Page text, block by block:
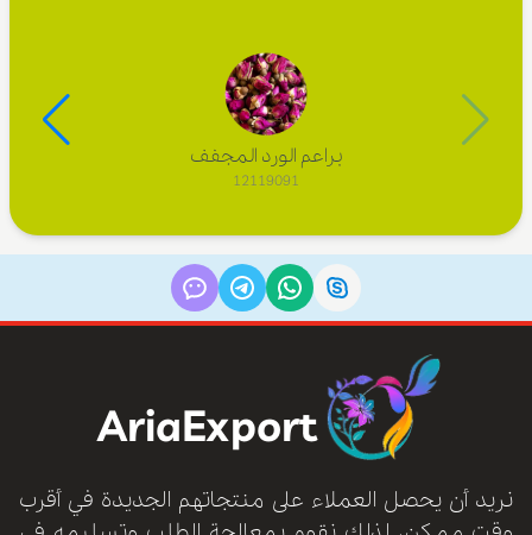
براعم الورد المجفف
12119091
AriaExport
نريد أن يحصل العملاء على منتجاتهم الجديدة في أقرب